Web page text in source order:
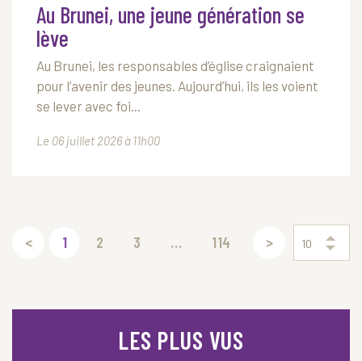
Au Brunei, une jeune génération se
lève
Au Brunei, les responsables d’église craignaient
pour l’avenir des jeunes. Aujourd’hui, ils les voient
se lever avec foi...
Le 06 juillet 2026 à 11h00
< 1 2 3 ... 114 > 10
LES PLUS VUS